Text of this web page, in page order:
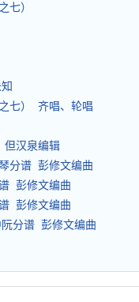
七）
七） 齐唱、轮唱
但汉泉编辑
分谱 彭修文编曲
彭修文编曲
彭修文编曲
分谱 彭修文编曲